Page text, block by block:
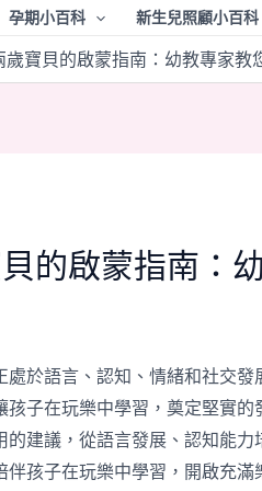
孕期小百科 新生兒照顧小百科
歲寶貝的啟蒙指南：幼教專家教
的啟蒙指南：
處於語言、認知、情緒和社交
孩子在玩樂中學習，奠定堅實
的建議，從語言發展、認知能
伴孩子在玩樂中學習，開啟充滿